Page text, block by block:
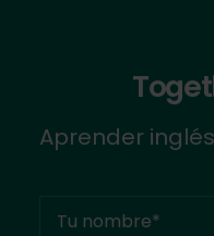
Aprender